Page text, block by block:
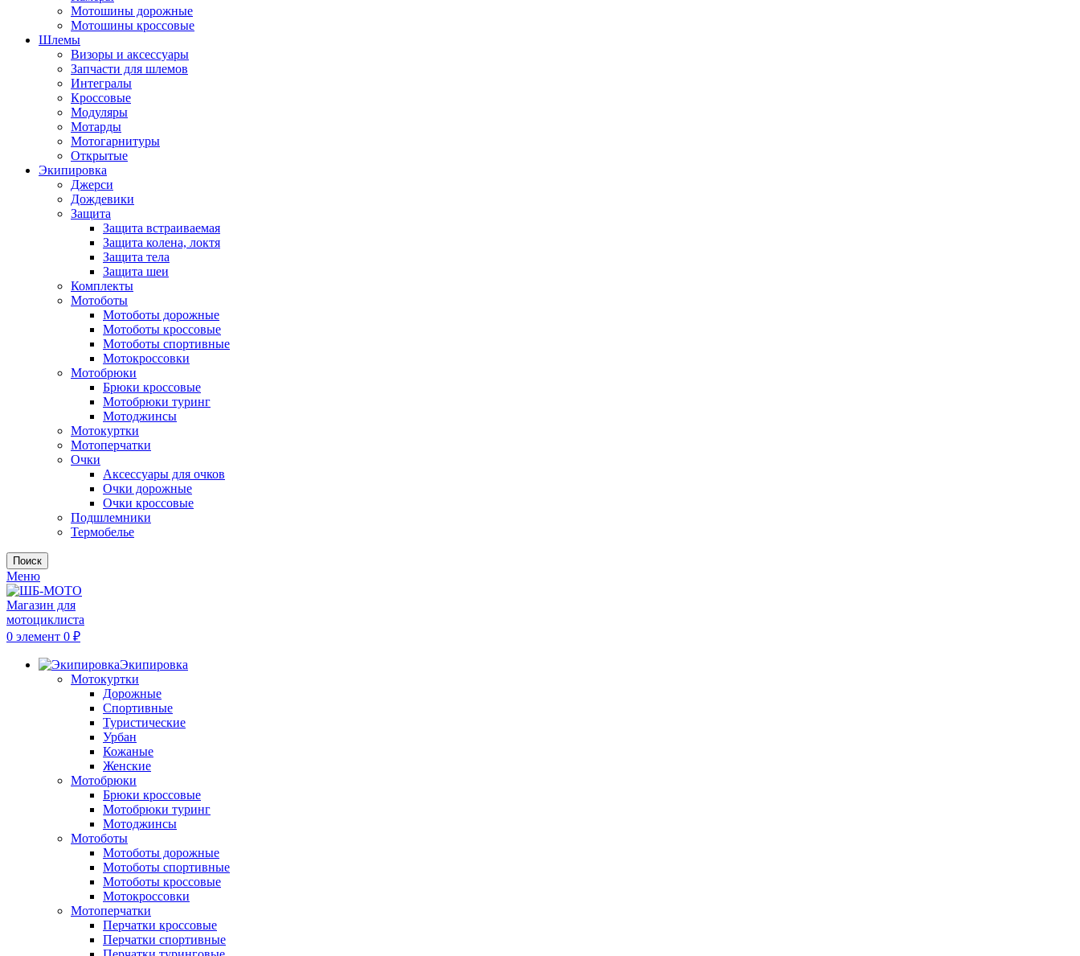
Мотошины дорожные
Мотошины кроссовые
Шлемы
Визоры и аксессуары
Запчасти для шлемов
Интегралы
Кроссовые
Модуляры
Мотарды
Мотогарнитуры
Открытые
Экипировка
Джерси
Дождевики
Защита
Защита встраиваемая
Защита колена, локтя
Защита тела
Защита шеи
Комплекты
Мотоботы
Мотоботы дорожные
Мотоботы кроссовые
Мотоботы спортивные
Мотокроссовки
Мотобрюки
Брюки кроссовые
Мотобрюки туринг
Мотоджинсы
Мотокуртки
Мотоперчатки
Очки
Аксессуары для очков
Очки дорожные
Очки кроссовые
Подшлемники
Термобелье
Поиск
Меню
0 элемент 0 ₽
Экипировка
Мотокуртки
Дорожные
Спортивные
Туристические
Урбан
Кожаные
Женские
Мотобрюки
Брюки кроссовые
Мотобрюки туринг
Мотоджинсы
Мотоботы
Мотоботы дорожные
Мотоботы спортивные
Мотоботы кроссовые
Мотокроссовки
Мотоперчатки
Перчатки кроссовые
Перчатки спортивные